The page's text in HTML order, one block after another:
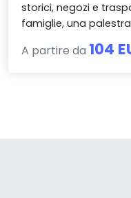
storici, negozi e
famiglie, una
A partire da 104